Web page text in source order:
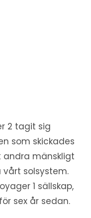
2 tagit sig
som skickades
andra mänskligt
solsystem.
1 sällskap,
sex år sedan.